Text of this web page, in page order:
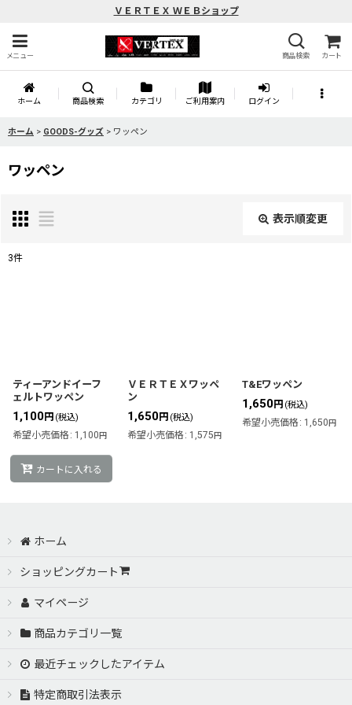
ＶＥＲＴＥＸ ＷＥＢショップ
メニュー 商品検索 カート
ホーム 商品検索 カテゴリ ご利用案内 ログイン
ホーム > GOODS-グッズ > ワッペン
ワッペン
表示順変更
絞り込む
3件
ティーアンドイーフ
ェルトワッペン
1,100円 (税込)
希望小売価格 : 1,100円
カートに入れる
ＶＥＲＴＥＸワッペ
ン
1,650円 (税込)
希望小売価格 : 1,575円
T&Eワッペン
1,650円 (税込)
希望小売価格 : 1,650円
ホーム
ショッピングカート
マイページ
商品カテゴリ一覧
最近チェックしたアイテム
特定商取引法表示